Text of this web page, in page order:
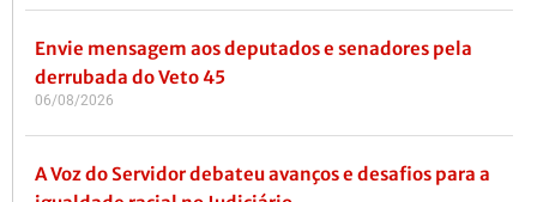
Envie mensagem aos deputados e senadores pela
derrubada do Veto 45
06/08/2026
A Voz do Servidor debateu avanços e desafios para a